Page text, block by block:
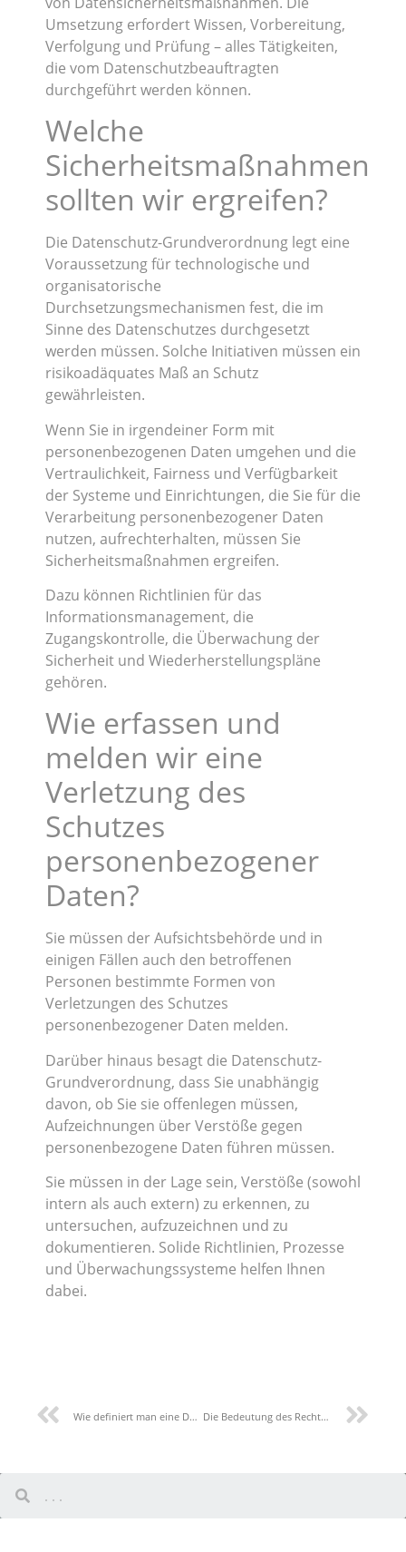
Umsetzung erfordert Wissen, Vorbereitung,
Verfolgung und Prüfung – alles Tätigkeiten,
die vom Datenschutzbeauftragten
durchgeführt werden können.
Welche
Sicherheitsmaßnahmen
sollten wir ergreifen?
Die Datenschutz-Grundverordnung legt eine
Voraussetzung für technologische und
organisatorische
Durchsetzungsmechanismen fest, die im
Sinne des Datenschutzes durchgesetzt
werden müssen. Solche Initiativen müssen ein
risikoadäquates Maß an Schutz
gewährleisten.
Wenn Sie in irgendeiner Form mit
personenbezogenen Daten umgehen und die
Vertraulichkeit, Fairness und Verfügbarkeit
der Systeme und Einrichtungen, die Sie für die
Verarbeitung personenbezogener Daten
nutzen, aufrechterhalten, müssen Sie
Sicherheitsmaßnahmen ergreifen.
Dazu können Richtlinien für das
Informationsmanagement, die
Zugangskontrolle, die Überwachung der
Sicherheit und Wiederherstellungspläne
gehören.
Wie erfassen und
melden wir eine
Verletzung des
Schutzes
personenbezogener
Daten?
Sie müssen der Aufsichtsbehörde und in
einigen Fällen auch den betroffenen
Personen bestimmte Formen von
Verletzungen des Schutzes
personenbezogener Daten melden.
Darüber hinaus besagt die Datenschutz-
Grundverordnung, dass Sie unabhängig
davon, ob Sie sie offenlegen müssen,
Aufzeichnungen über Verstöße gegen
personenbezogene Daten führen müssen.
Sie müssen in der Lage sein, Verstöße (sowohl
intern als auch extern) zu erkennen, zu
untersuchen, aufzuzeichnen und zu
dokumentieren. Solide Richtlinien, Prozesse
und Überwachungssysteme helfen Ihnen
dabei.
Wie definiert man eine Datenschutz-Folgenabschätzung (DFA)? Die Bedeutung des Rechts auf Datenübertragbarkeit